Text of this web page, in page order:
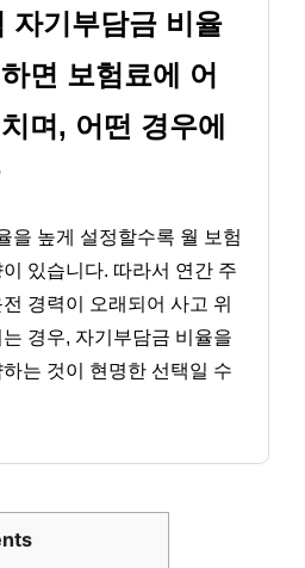
자기부담금 비율
면 보험료에 어
며, 어떤 경우에
을 높게 설정할수록 월 보험
있습니다. 따라서 연간 주
경력이 오래되어 사고 위
경우, 자기부담금 비율을
는 것이 현명한 선택일 수